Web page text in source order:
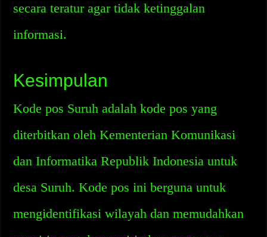
secara teratur agar tidak ketinggalan
informasi.
Kesimpulan
Kode pos Suruh adalah kode pos yang
diterbitkan oleh Kementerian Komunikasi
dan Informatika Republik Indonesia untuk
desa Suruh. Kode pos ini berguna untuk
mengidentifikasi wilayah dan memudahkan